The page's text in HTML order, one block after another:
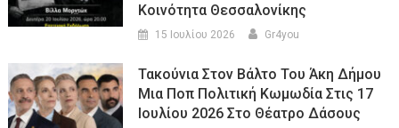
Κοινότητα Θεσσαλονίκης
15 Ιουλίου 2026 Gr4you
Τακούνια Στον Βάλτο Του Άκη Δήμου
Μια Ποπ Πολιτική Κωμωδία Στις 17
Ιουλίου 2026 Στο Θέατρο Δάσους